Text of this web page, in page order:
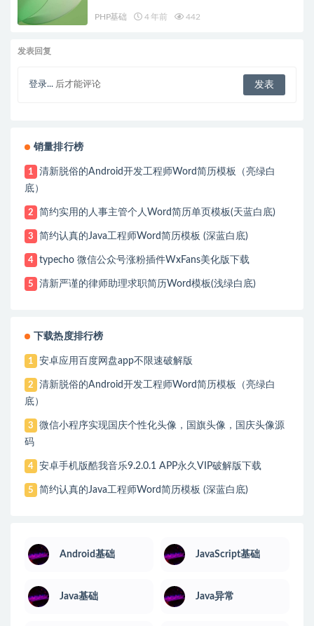
PHP基础 4 年前 442
发表回复
登录... 后才能评论
销量排行榜
1
清新脱俗的Android开发工程师Word简历模板（亮绿白
底）
2 简约实用的人事主管个人Word简历单页模板(天蓝白底)
3 简约认真的Java工程师Word简历模板 (深蓝白底)
4 typecho 微信公众号涨粉插件WxFans美化版下载
5 清新严谨的律师助理求职简历Word模板(浅绿白底)
下载热度排行榜
1 安卓应用百度网盘app不限速破解版
2
清新脱俗的Android开发工程师Word简历模板（亮绿白
底）
3
微信小程序实现国庆个性化头像，国旗头像，国庆头像源
码
4 安卓手机版酷我音乐9.2.0.1 APP永久VIP破解版下载
5 简约认真的Java工程师Word简历模板 (深蓝白底)
Android基础 JavaScript基础
Java基础 Java异常